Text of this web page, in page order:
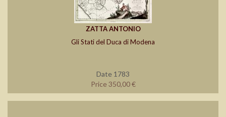
ZATTA ANTONIO
Gli Stati del Duca di Modena
Date 1783
Price 350,00 €